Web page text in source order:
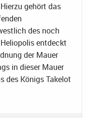
gehört das
des noch
entdeckt
der Mauer
in dieser Mauer
des Königs Takelot